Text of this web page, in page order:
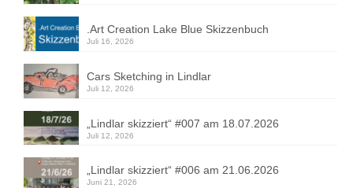
.Art Creation Lake Blue Skizzenbuch
Juli 16, 2026
Cars Sketching in Lindlar
Juli 12, 2026
„Lindlar skizziert“ #007 am 18.07.2026
Juli 12, 2026
„Lindlar skizziert“ #006 am 21.06.2026
Juni 21, 2026